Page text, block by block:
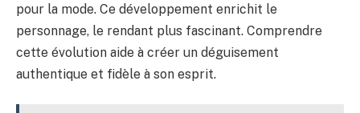
pour la mode. Ce développement enrichit le
personnage, le rendant plus fascinant. Comprendre
cette évolution aide à créer un déguisement
authentique et fidèle à son esprit.